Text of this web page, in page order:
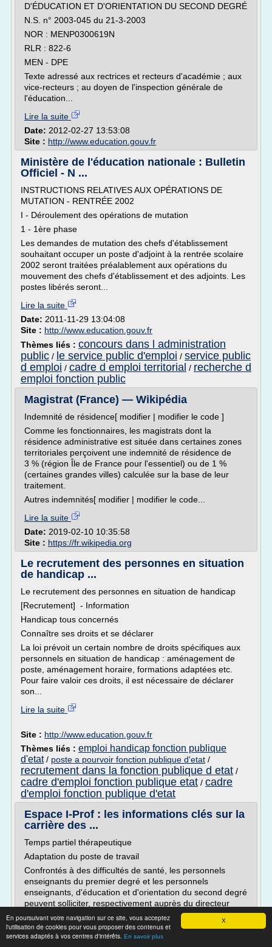
X
En poursuivant votre navigation sur ce site, vous acceptez
l'utilisation de cookies pour vous proposer des contenus et
services adaptés à vos centres d'intérêts. En savoir plus
D'ÉDUCATION ET D'ORIENTATION DU SECOND DEGRÉ
N.S. n° 2003-045 du 21-3-2003
NOR : MENP0300619N
RLR : 822-6
MEN - DPE
Texte adressé aux rectrices et recteurs d'académie ; aux
vice-recteurs ; au doyen de l'inspection générale de
l'éducation...
Lire la suite
Date: 2012-02-27 13:53:08
Site : http://www.education.gouv.fr
Ministère de l'éducation nationale : Bulletin
Officiel - N ...
INSTRUCTIONS RELATIVES AUX OPÉRATIONS DE
MUTATION - RENTRÉE 2002
I - Déroulement des opérations de mutation
1 - 1ère phase
Les demandes de mutation des chefs d'établissement
souhaitant occuper un poste d'adjoint à la rentrée scolaire
2002 seront traitées préalablement aux opérations du
mouvement des chefs d'établissement et des adjoints. Les
postes libérés seront...
Lire la suite
Date: 2011-11-29 13:04:08
Site : http://www.education.gouv.fr
Thèmes liés : concours dans l administration
public / le service public d'emploi / service public
d emploi / cadre d emploi territorial / recherche d
emploi fonction public
Magistrat (France) — Wikipédia
Indemnité de résidence[ modifier | modifier le code ]
Comme les fonctionnaires, les magistrats dont la
résidence administrative est située dans certaines zones
territoriales perçoivent une indemnité de résidence de
3 % (région Île de France pour l'essentiel) ou de 1 %
(certaines grandes villes) calculée sur la base de leur
traitement.
Autres indemnités[ modifier | modifier le code...
Lire la suite
Date: 2019-02-10 10:35:58
Site : https://fr.wikipedia.org
Le recrutement des personnes en situation
de handicap ...
Le recrutement des personnes en situation de handicap
[Recrutement] - Information
Handicap tous concernés
Connaître ses droits et se déclarer
La loi prévoit un certain nombre de droits spécifiques aux
personnels en situation de handicap : aménagement de
poste, aménagement horaire, formations adaptées etc.
Pour faire valoir ces droits, il est nécessaire de déclarer
son...
Lire la suite
Site : http://www.education.gouv.fr
Thèmes liés : emploi handicap fonction publique
d'etat/ poste a pourvoir fonction publique d'etat /
recrutement dans la fonction publique d etat /
cadre d'emploi fonction publique etat / cadre
d'emploi fonction publique d'etat
Espace I-Prof : les informations clés sur la
carrière des ...
Temps partiel thérapeutique
Adaptation du poste de travail
Confrontés à des difficultés de santé, les personnels
enseignants du premier degré et les personnels
enseignants, d'éducation et d'orientation du second degré
peuvent solliciter, respectivement auprès du directeur
académique des services de l'éducation nationale ou du
recteur, l'aménagement de leur poste de travail ou...